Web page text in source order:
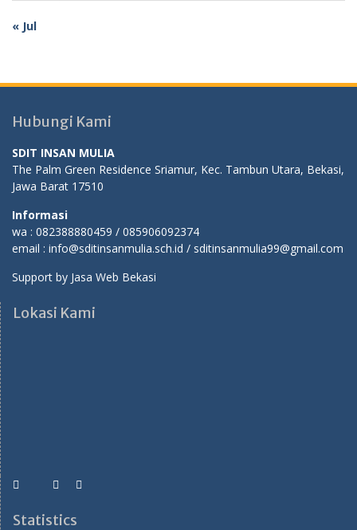
« Jul
Hubungi Kami
SDIT INSAN MULIA
The Palm Green Residence Sriamur, Kec. Tambun Utara, Bekasi,
Jawa Barat 17510
Informasi
wa : 082388880459 / 085906092374
email : info@sditinsanmulia.sch.id / sditinsanmulia99@gmail.com
Support by Jasa Web Bekasi
Lokasi Kami
Statistics